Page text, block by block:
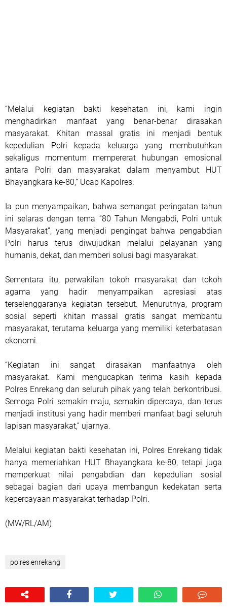
“Melalui kegiatan bakti kesehatan ini, kami ingin
menghadirkan manfaat yang benar-benar dirasakan
masyarakat. Khitan massal gratis ini menjadi bentuk
kepedulian Polri kepada keluarga yang membutuhkan
sekaligus momentum mempererat hubungan emosional
antara Polri dan masyarakat dalam menyambut HUT
Bhayangkara ke-80,” Ucap Kapolres.
Ia pun menyampaikan, bahwa semangat peringatan tahun
ini selaras dengan tema “80 Tahun Mengabdi, Polri untuk
Masyarakat”, yang menjadi pengingat bahwa pengabdian
Polri harus terus diwujudkan melalui pelayanan yang
humanis, dekat, dan memberi solusi bagi masyarakat.
Sementara itu, perwakilan tokoh masyarakat dan tokoh
agama yang hadir menyampaikan apresiasi atas
terselenggaranya kegiatan tersebut. Menurutnya, program
sosial seperti khitan massal gratis sangat membantu
masyarakat, terutama keluarga yang memiliki keterbatasan
ekonomi.
“Kegiatan ini sangat dirasakan manfaatnya oleh
masyarakat. Kami mengucapkan terima kasih kepada
Polres Enrekang dan seluruh pihak yang telah berkontribusi.
Semoga Polri semakin maju, semakin dipercaya, dan terus
menjadi institusi yang hadir memberi manfaat bagi seluruh
lapisan masyarakat,” ujarnya.
Melalui kegiatan bakti kesehatan ini, Polres Enrekang tidak
hanya memeriahkan HUT Bhayangkara ke-80, tetapi juga
memperkuat nilai pengabdian dan kepedulian sosial
sebagai bagian dari upaya membangun kedekatan serta
kepercayaan masyarakat terhadap Polri.
(MW/RL/AM)
polres enrekang